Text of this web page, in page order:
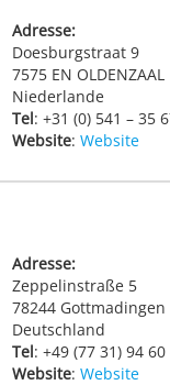
Adresse:
Doesburgstraat 9
7575 EN OLDENZAAL
Niederlande
Tel: +31 (0) 541 – 35
Website: Website
Adresse:
Zeppelinstraße 5
78244 Gottmadingen
Deutschland
Tel: +49 (77 31) 94 60
Website: Website